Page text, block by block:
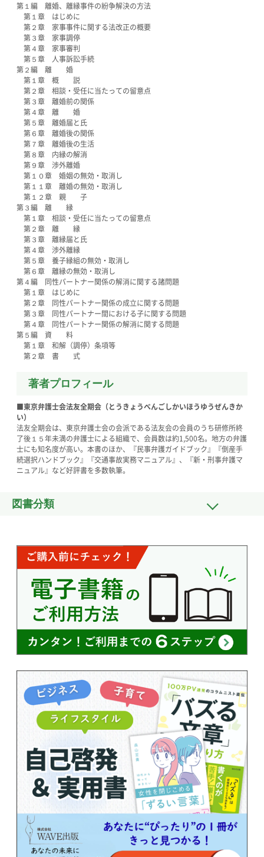
第１編 離婚、離縁事件の紛争解決の方法
第１章 はじめに
第２章 家事事件に関する法改正の概要
第３章 家事調停
第４章 家事審判
第５章 人事訴訟手続
第２編 離 婚
第１章 概 説
第２章 相談・受任に当たっての留意点
第３章 離婚前の関係
第４章 離 婚
第５章 離婚届と氏
第６章 離婚後の関係
第７章 離婚後の生活
第８章 内縁の解消
第９章 渉外離婚
第１０章 婚姻の無効・取消し
第１１章 離婚の無効・取消し
第１２章 親 子
第３編 離 縁
第１章 相談・受任に当たっての留意点
第２章 離 縁
第３章 離縁届と氏
第４章 渉外離縁
第５章 養子縁組の無効・取消し
第６章 離縁の無効・取消し
第４編 同性パートナー関係の解消に関する諸問題
第１章 はじめに
第２章 同性パートナー関係の成立に関する問題
第３章 同性パートナー間における子に関する問題
第４章 同性パートナー関係の解消に関する問題
第５編 資 料
第１章 和解（調停）条項等
第２章 書 式
著者プロフィール
■東京弁護士会法友全期会（とうきょうべんごしかいほうゆうぜんきか
い）
法友全期会は、東京弁護士会の会派である法友会の会員のうち研修所終
了後１５年未満の弁護士による組織で、会員数は約1,500名。地方の弁護
士にも知名度が高い。本書のほか、『民事弁護ガイドブック』『倒産手
続選択ハンドブック』『交通事故実務マニュアル』、『新・刑事弁護マ
ニュアル』など好評書を多数執筆。
図書分類